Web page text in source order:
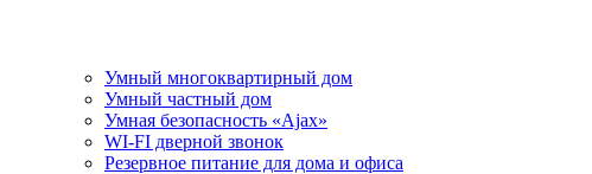
Умный многоквартирный дом
Умный частный дом
Умная безопасность «Ajax»
WI-FI дверной звонок
Резервное питание для дома и офиса